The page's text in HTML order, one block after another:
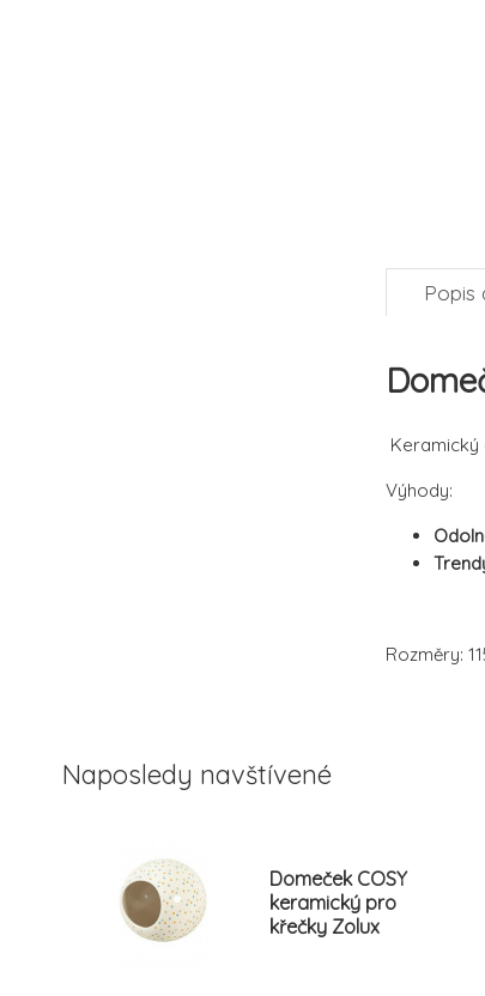
Popis
Keramický
Výhody:
Rozměry:
Naposledy navštívené
Domeček COSY
keramický pro
křečky Zolux